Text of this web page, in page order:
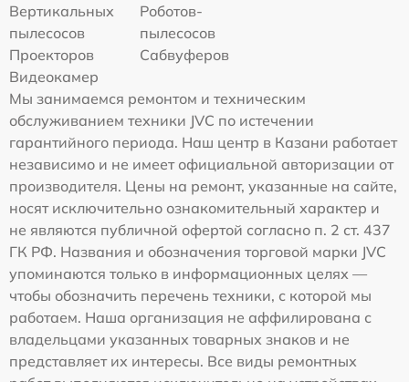
Вертикальных
пылесосов
Роботов-
пылесосов
Проекторов
Сабвуферов
Видеокамер
Мы занимаемся ремонтом и техническим
обслуживанием техники JVC по истечении
гарантийного периода. Наш центр в Казани работает
независимо и не имеет официальной авторизации от
производителя. Цены на ремонт, указанные на сайте,
носят исключительно ознакомительный характер и
не являются публичной офертой согласно п. 2 ст. 437
ГК РФ. Названия и обозначения торговой марки JVC
упоминаются только в информационных целях —
чтобы обозначить перечень техники, с которой мы
работаем. Наша организация не аффилирована с
владельцами указанных товарных знаков и не
представляет их интересы. Все виды ремонтных